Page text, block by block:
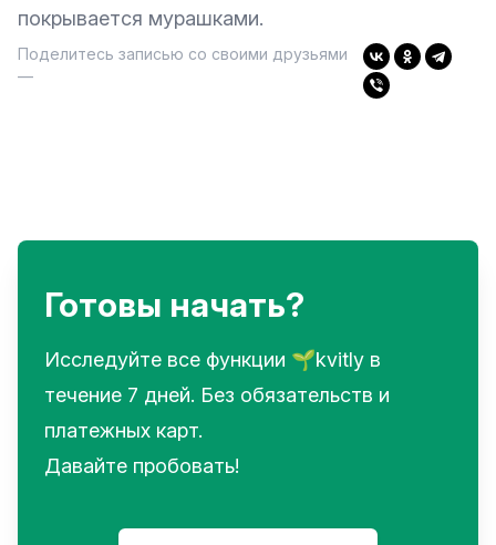
покрывается мурашками.
Поделитесь записью со своими друзьями
—
Готовы начать?
Исследуйте все функции 🌱kvitly в
течение 7 дней. Без обязательств и
платежных карт.
Давайте пробовать!